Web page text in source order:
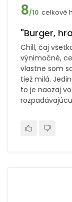
8/10 celkové
"Burger,
Chill, čaj
výnimočné,
vlastne som
tiež milá.
to je naozaj